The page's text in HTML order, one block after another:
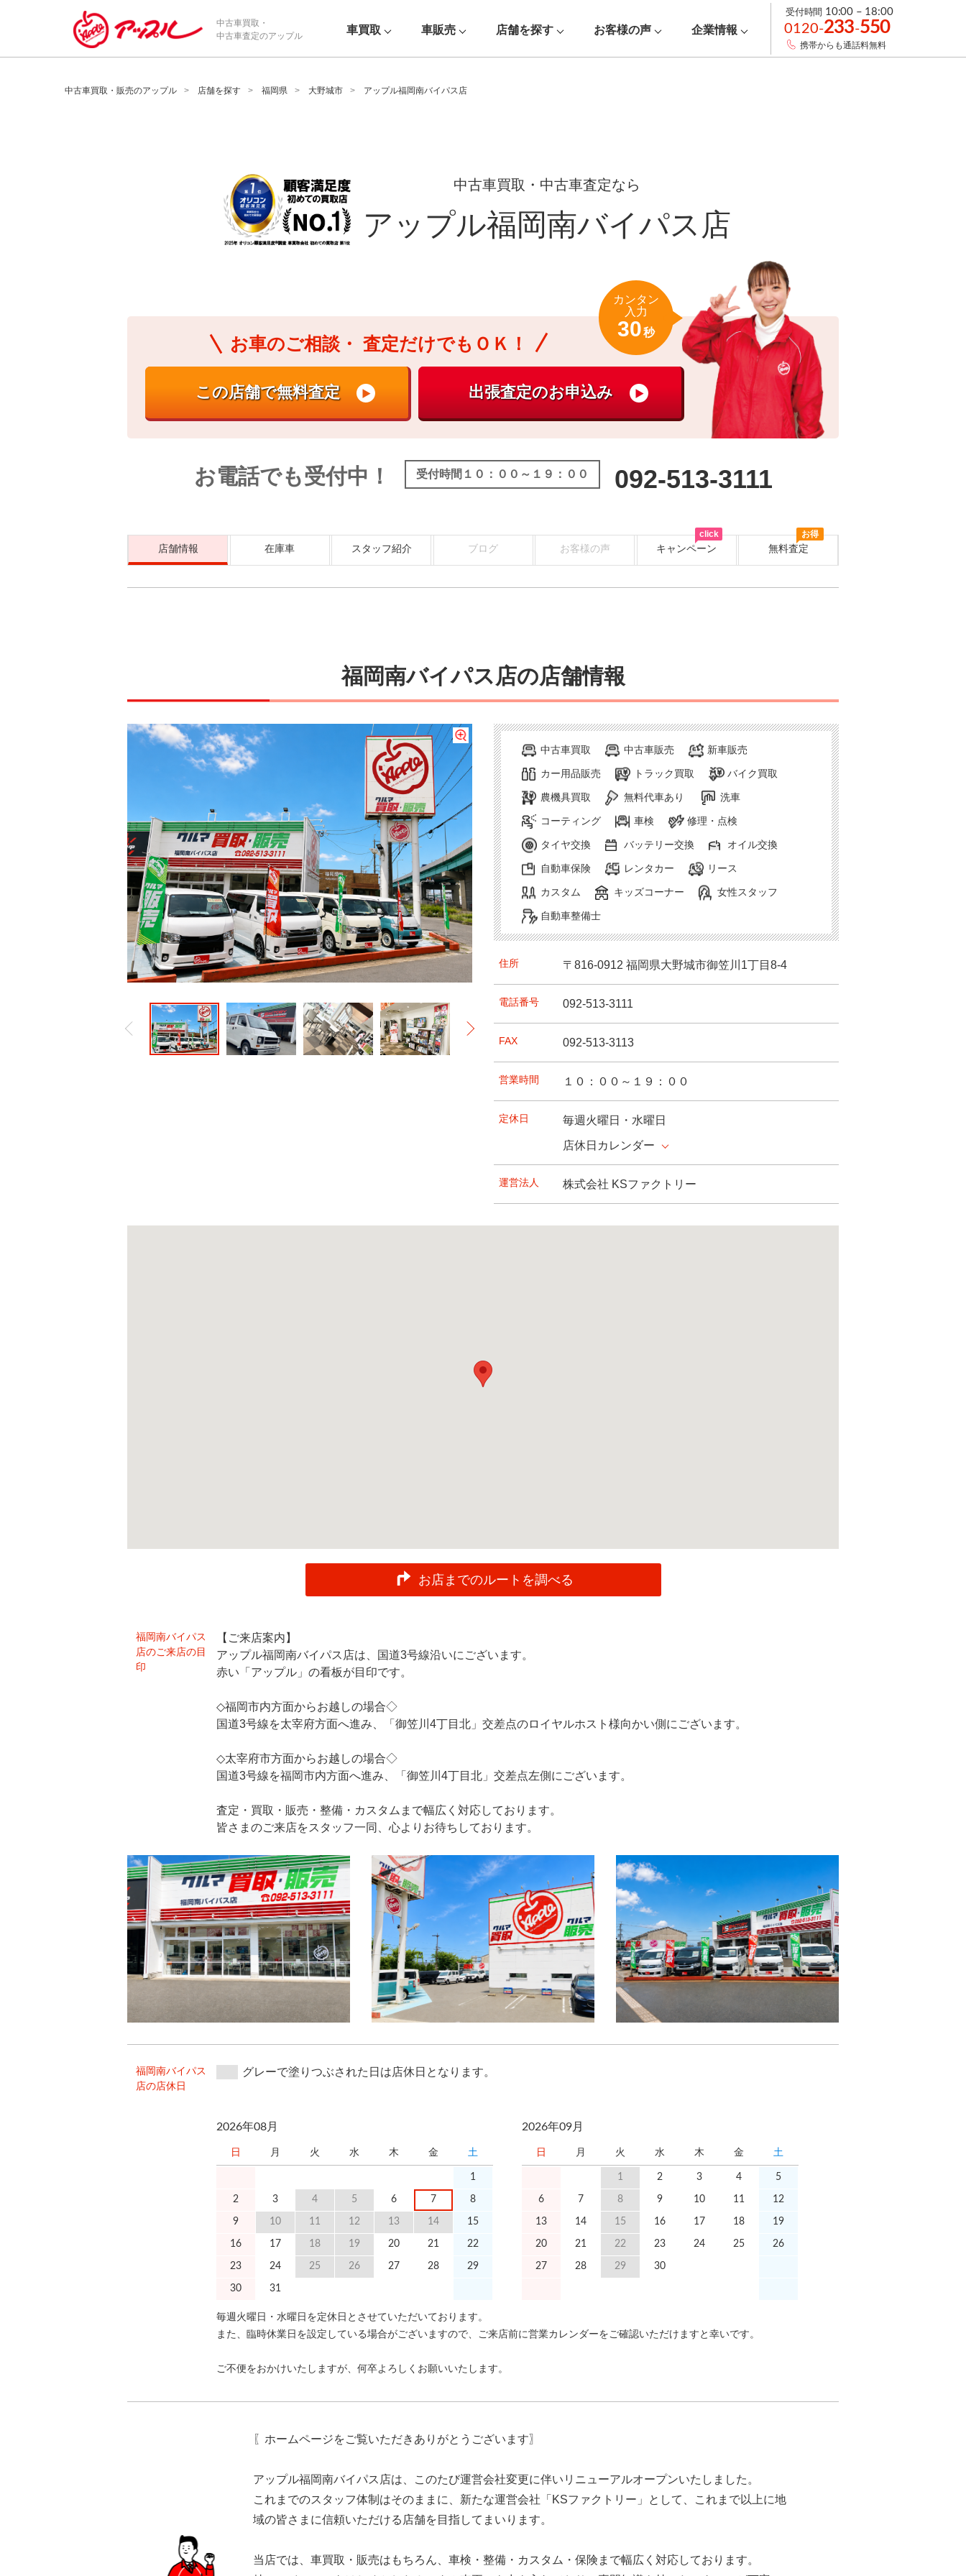
/*ABテスト_新規査定フォームの為のCVボタン*/
中古車買取・
中古車査定のアップル
車買取 車販売 店舗を探す お客様の声 企業情報
受付時間 10:00 – 18:00
0120-233-550
携帯からも通話料無料
中古車買取・販売のアップル 店舗を探す 福岡県 大野城市 アップル福岡南バイパス店
中古車買取・中古車査定なら
アップル福岡南バイパス店
お車のご相談・ 査定だけでもＯＫ！
カンタン
入力
30秒
お電話でも受付中！ 受付時間１０：００～１９：００ 092-513-3111
店舗情報 在庫車 スタッフ紹介 ブログ お客様の声 キャンペーン
お得
無料査定
click
福岡南バイパス店の店舗情報
【新体制リニューアルオープン】アップル福岡南バイパス店は、新た
な運営体制のもと営業をスタートいたしました。これまでと変わらぬ
スタッフで、地域の皆さまに安心してご利用いただける店舗を目指…
【地域の皆さまに愛される店舗を目指して】アップル福岡南バイパス
店は、地域密着型のカーライフサポート店舗としてリニューアルオー
プンいたしました。買取査定はもちろん、販売・整備・カスタムま…
【ゆっくりご相談いただける店内スペース】アップル福岡南バイパス
店では、お客様に安心してご相談いただける商談スペースをご用意し
ております。査定・ご購入・お乗り換えのご相談など、お車に関す…
【ご家族でも安心してご来店いただけます】アップル福岡南バイパス
店では、お客様に快適にお過ごしいただける店内スペースをご用意し
ております。お車の査定・ご相談の待ち時間も、ゆっくりお過ごし…
【お気軽にお立ち寄りいただける店舗です】アップル福岡南バイパス
店は、国道3号線沿いに位置し、赤い「アップル」の看板が目印の店
舗です。店舗前には展示車も並んでおりますので、お近くをお通り…
中古車買取 中古車販売 新車販売
カー用品販売 トラック買取 バイク買取
農機具買取 無料代車あり 洗車
コーティング 車検 修理・点検
タイヤ交換 バッテリー交換 オイル交換
自動車保険 レンタカー リース
カスタム キッズコーナー 女性スタッフ
自動車整備士
住所 〒816-0912福岡県大野城市御笠川1丁目8-4
電話番号 092-513-3111
FAX 092-513-3113
営業時間 １０：００～１９：００
定休日 毎週火曜日・水曜日
店休日カレンダー
運営法人 株式会社 KSファクトリー
お店までのルートを調べる
福岡南バイパス
店のご来店の目
印
【ご来店案内】
アップル福岡南バイパス店は、国道3号線沿いにございます。
赤い「アップル」の看板が目印です。
◇福岡市内方面からお越しの場合◇
国道3号線を太宰府方面へ進み、「御笠川4丁目北」交差点のロイヤルホスト様向かい側にございます。
◇太宰府市方面からお越しの場合◇
国道3号線を福岡市内方面へ進み、「御笠川4丁目北」交差点左側にございます。
査定・買取・販売・整備・カスタムまで幅広く対応しております。
皆さまのご来店をスタッフ一同、心よりお待ちしております。
福岡南バイパス
店の店休日
グレーで塗りつぶされた日は店休日となります。
2026年08月
日 月 火 水 木 金 土
1
2 3 4 5 6 7 8
9 10 11 12 13 14 15
16 17 18 19 20 21 22
23 24 25 26 27 28 29
30 31
2026年09月
日 月 火 水 木 金 土
1 2 3 4 5
6 7 8 9 10 11 12
13 14 15 16 17 18 19
20 21 22 23 24 25 26
27 28 29 30
毎週火曜日・水曜日を定休日とさせていただいております。
また、臨時休業日を設定している場合がございますので、ご来店前に営業カレンダーをご確認いただけますと幸いです。
ご不便をおかけいたしますが、何卒よろしくお願いいたします。
〖ホームページをご覧いただきありがとうございます〗
アップル福岡南バイパス店は、このたび運営会社変更に伴いリニューアルオープンいたしました。
これまでのスタッフ体制はそのままに、新たな運営会社「KSファクトリー」として、これまで以上に地
域の皆さまに信頼いただける店舗を目指してまいります。
当店では、車買取・販売はもちろん、車検・整備・カスタム・保険まで幅広く対応しております。